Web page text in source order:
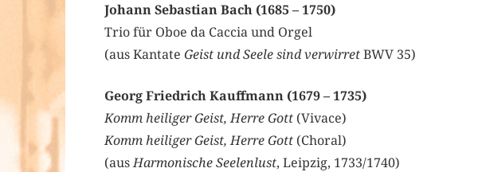
Johann Sebastian Bach (1685 –1750)
Trio für Oboe da Caccia und Orgel
(aus Kantate Geist und Seele sind verwirretBWV 35)
Georg Friedrich Kauffmann (1679–1735)
Komm heiliger Geist, Herre Gott (Vivace)
Komm heiliger Geist, Herre Gott (Choral)
(ausHarmonische Seelenlust, Leipzig, 1733/1740)